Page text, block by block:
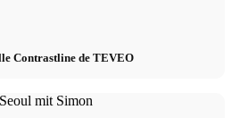
Contrastline de TEVEO